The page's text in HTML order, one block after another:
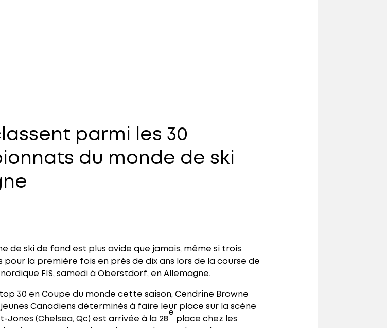
parmi les 30
du monde de ski
de ski de fond est plus avide que jamais, même si trois
la première fois en près de dix ans lors de la course de
FIS, samedi à Oberstdorf, en Allemagne.
30 en Coupe du monde cette saison, Cendrine Browne
Canadiens déterminés à faire leur place sur la scène
Jones (Chelsea, Qc) est arrivée à la 28
e
place chez les